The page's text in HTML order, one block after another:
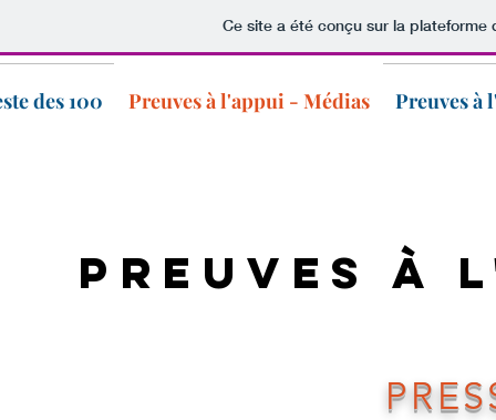
Ce site a été conçu sur la
des 100 Preuves à l'appui - Médias Preuves à
PREUVES À